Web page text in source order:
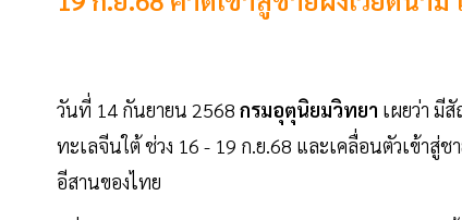
วันที่ 14 กันยายน 2568 กรมอุตุนิยมวิทยา เผยว่า มี
ทะเลจีนใต้ ช่วง 16 - 19 ก.ย.68 และเคลื่อนตัวเข้า
อีสานของไทย